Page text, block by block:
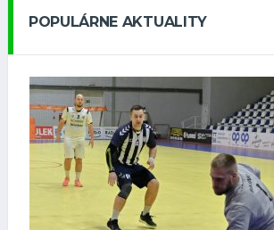
POPULÁRNE AKTUALITY